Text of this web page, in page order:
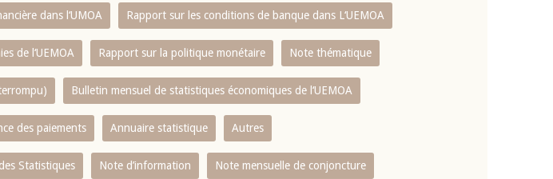
dans l‘UMOA Rapport sur les conditions de banque dans L‘UEMOA
de l‘UEMOA Rapport sur la politique monétaire Note thématique
Bulletin mensuel de statistiques économiques de l‘UEMOA
des paiements Annuaire statistique Autres
Statistiques Note d’information Note mensuelle de conjoncture